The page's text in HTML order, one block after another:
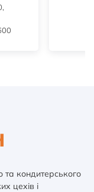
та кондитерського
цехів і